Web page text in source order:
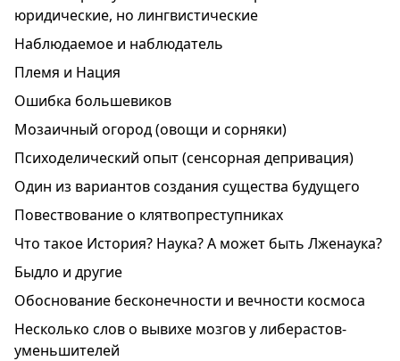
юридические, но лингвистические
Наблюдаемое и наблюдатель
Племя и Нация
Ошибка большевиков
Мозаичный огород (овощи и сорняки)
Психоделический опыт (сенсорная депривация)
Один из вариантов создания существа будущего
Повествование о клятвопреступниках
Что такое История? Наука? А может быть Лженаука?
Быдло и другие
Обоснование бесконечности и вечности космоса
Несколько слов о вывихе мозгов у либерастов-
уменьшителей